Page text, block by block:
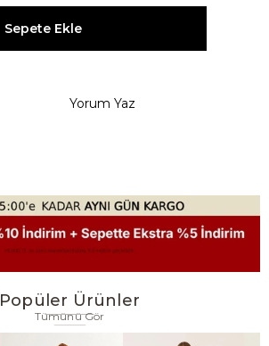
Yorum Yaz
Popüler Ürünler
Tümünü Gör